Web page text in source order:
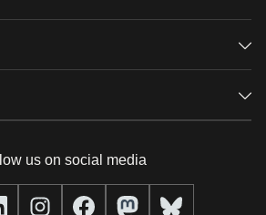
us on social media